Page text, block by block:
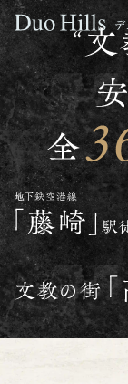
航空写真